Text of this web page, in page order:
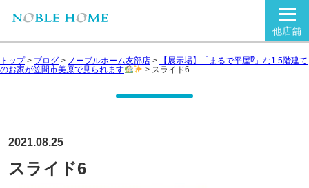
他店舗
トップ> ブログ > ノーブルホーム友部店 >
【展示場】「まるで平屋⁉」な1.5階建て
のお家が笠間市美原で見られます
> スライド6
2021.08.25
スライド6